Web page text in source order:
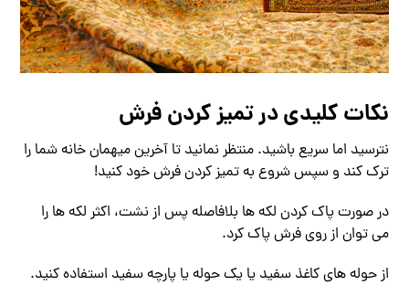
نکات کلیدی در تمیز کردن فرش
نترسید اما سریع باشید. منتظر نمانید تا آخرین میهمان خانه شما را
ترک کند و سپس شروع به تمیز کردن فرش خود کنید!
در صورت پاک کردن لکه ها بلافاصله پس از نشت، اکثر لکه ها را
می توان از روی فرش پاک کرد.
از حوله های کاغذ سفید یا یک حوله یا پارچه سفید استفاده کنید.